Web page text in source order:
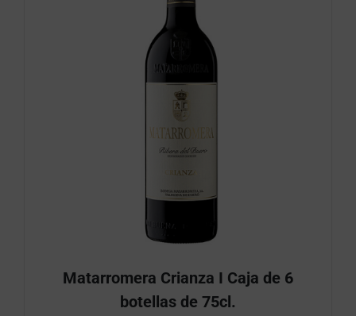
Matarromera Crianza I Caja de 6
botellas de 75cl.